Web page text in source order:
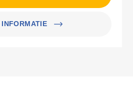
INFORMATIE